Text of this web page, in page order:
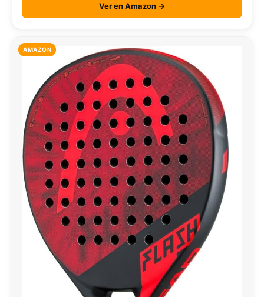
Ver en Amazon →
AMAZON